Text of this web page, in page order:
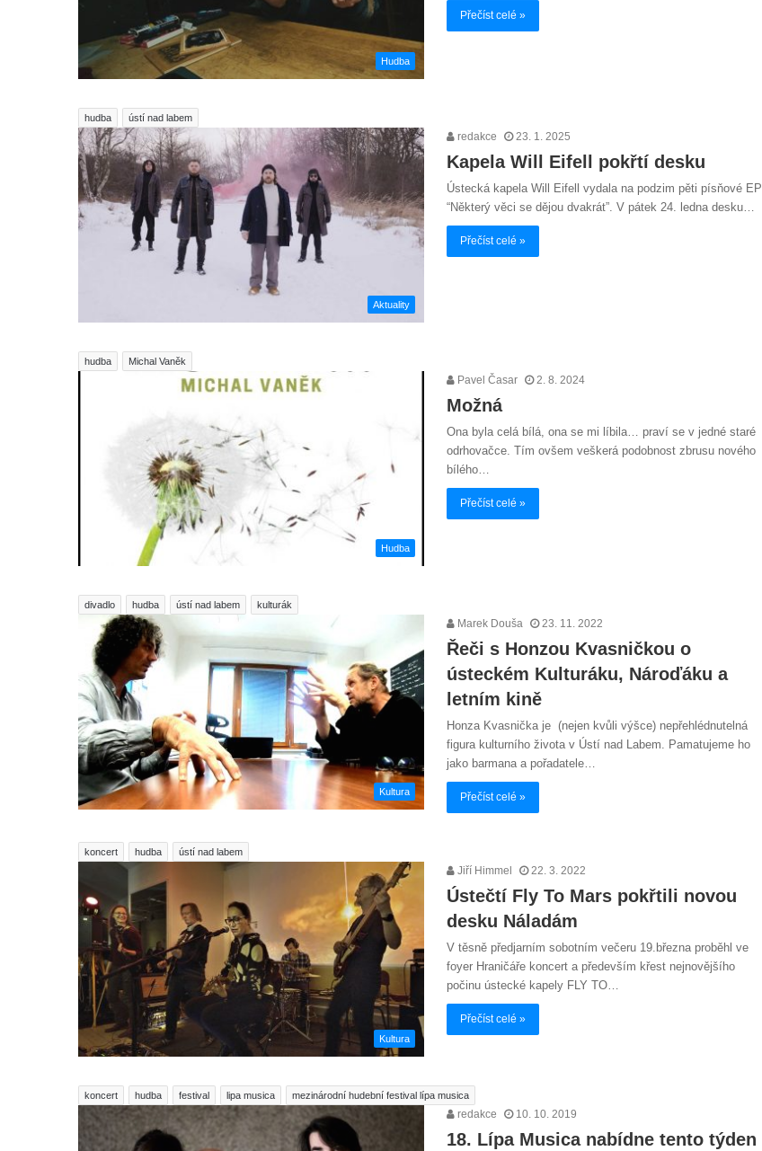
Hudba
Přečíst celé »
hudba ústí nad labem
Aktuality
redakce 23. 1. 2025
Kapela Will Eifell pokřtí desku
Ústecká kapela Will Eifell vydala na podzim pěti písňové EP
“Některý věci se dějou dvakrát”. V pátek 24. ledna desku…
Přečíst celé »
hudba Michal Vaněk
Hudba
Pavel Časar 2. 8. 2024
Možná
Ona byla celá bílá, ona se mi líbila… praví se v jedné staré
odrhovačce. Tím ovšem veškerá podobnost zbrusu nového
bílého…
Přečíst celé »
divadlo hudba ústí nad labem kulturák
Kultura
Marek Douša 23. 11. 2022
Řeči s Honzou Kvasničkou o
ústeckém Kulturáku, Nároďáku a
letním kině
Honza Kvasnička je (nejen kvůli výšce) nepřehlédnutelná
figura kulturního života v Ústí nad Labem. Pamatujeme ho
jako barmana a pořadatele…
Přečíst celé »
koncert hudba ústí nad labem
Kultura
Jiří Himmel 22. 3. 2022
Ústečtí Fly To Mars pokřtili novou
desku Náladám
V těsně předjarním sobotním večeru 19.března proběhl ve
foyer Hraničáře koncert a především křest nejnovějšího
počinu ústecké kapely FLY TO…
Přečíst celé »
koncert hudba festival lipa musica mezinárodní hudební festival lípa musica
redakce 10. 10. 2019
18. Lípa Musica nabídne tento týden